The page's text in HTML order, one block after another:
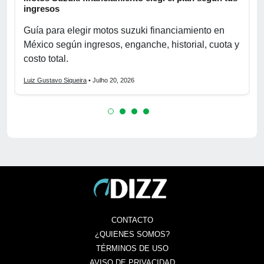
ingresos
Guía para elegir motos suzuki financiamiento en
México según ingresos, enganche, historial, cuota y
costo total.
Luiz Gustavo Siqueira • Julho 20, 2026
CONTACTO
¿QUIENES SOMOS?
TÉRMINOS DE USO